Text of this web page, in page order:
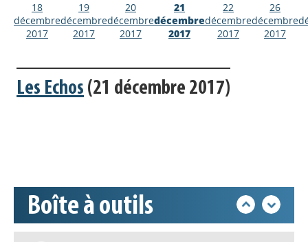
18
décembre
2017
19
décembre
2017
20
décembre
2017
21
décembre
2017
22
décembre
2017
26
décembre
2017
Les Echos (21 décembre 2017)
Boîte à outils
Appels à projets
Base documentaire